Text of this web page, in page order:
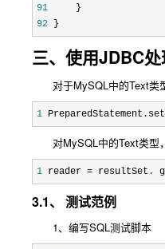
91
92 }
三、使用JDBC
对于MySQL中的Text类
1
对MySQL中的Text类型
1 reader = resultSet.
3.1、 测试范例
1、编写SQL测试脚本